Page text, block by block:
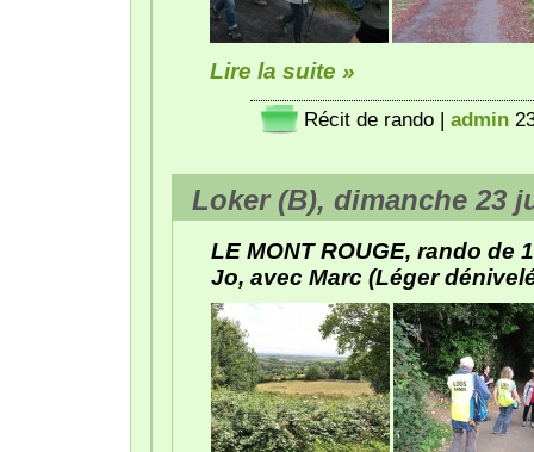
Lire la suite »
Récit de rando | admin
Loker (B), dimanche 23
LE MONT ROUGE, rando de
Jo, avec Marc (Léger